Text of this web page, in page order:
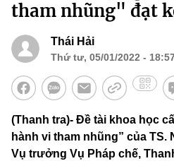
tham nhũng" đạt
Thái Hải
Thứ tư, 05/01/2022 -
(Thanh tra)- Đề tài khoa học
hành vi tham nhũng” của TS.
Vụ trưởng Vụ Pháp chế,